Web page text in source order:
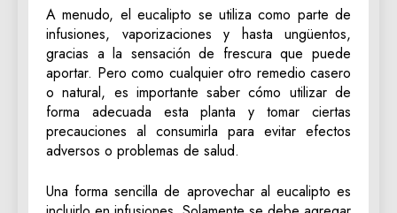
A menudo, el eucalipto se utiliza como parte de
infusiones, vaporizaciones y hasta ungüentos,
gracias a la sensación de frescura que puede
aportar. Pero como cualquier otro remedio casero
o natural, es importante saber cómo utilizar de
forma adecuada esta planta y tomar ciertas
precauciones al consumirla para evitar efectos
adversos o problemas de salud.
Una forma sencilla de aprovechar al eucalipto es